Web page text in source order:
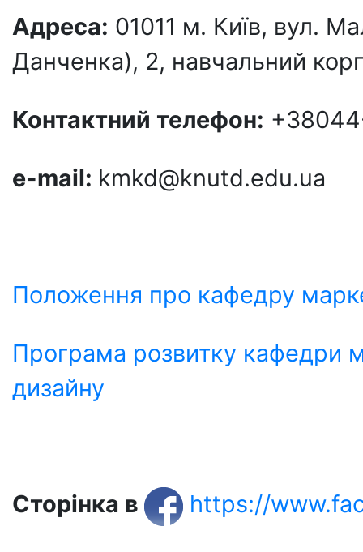
Адреса: 01011 м. Київ, вул.
Данченка), 2, навчальний
Контактний телефон:
e-mail: kmkd@knutd.edu.ua
Положення про кафедру
Програма розвитку кафедри
дизайну
Сторінка в https://